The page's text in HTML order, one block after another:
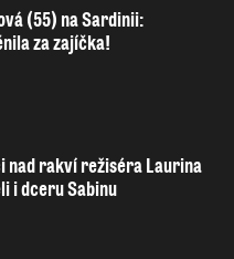
(55) na Sardinii:
za zajíčka!
nad rakví režiséra Laurina
i dceru Sabinu